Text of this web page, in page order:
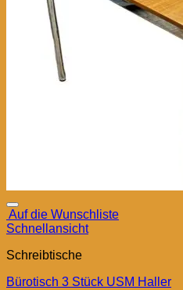
Auf die Wunschliste
Schnellansicht
Schreibtische
Bürotisch 3 Stück USM Haller